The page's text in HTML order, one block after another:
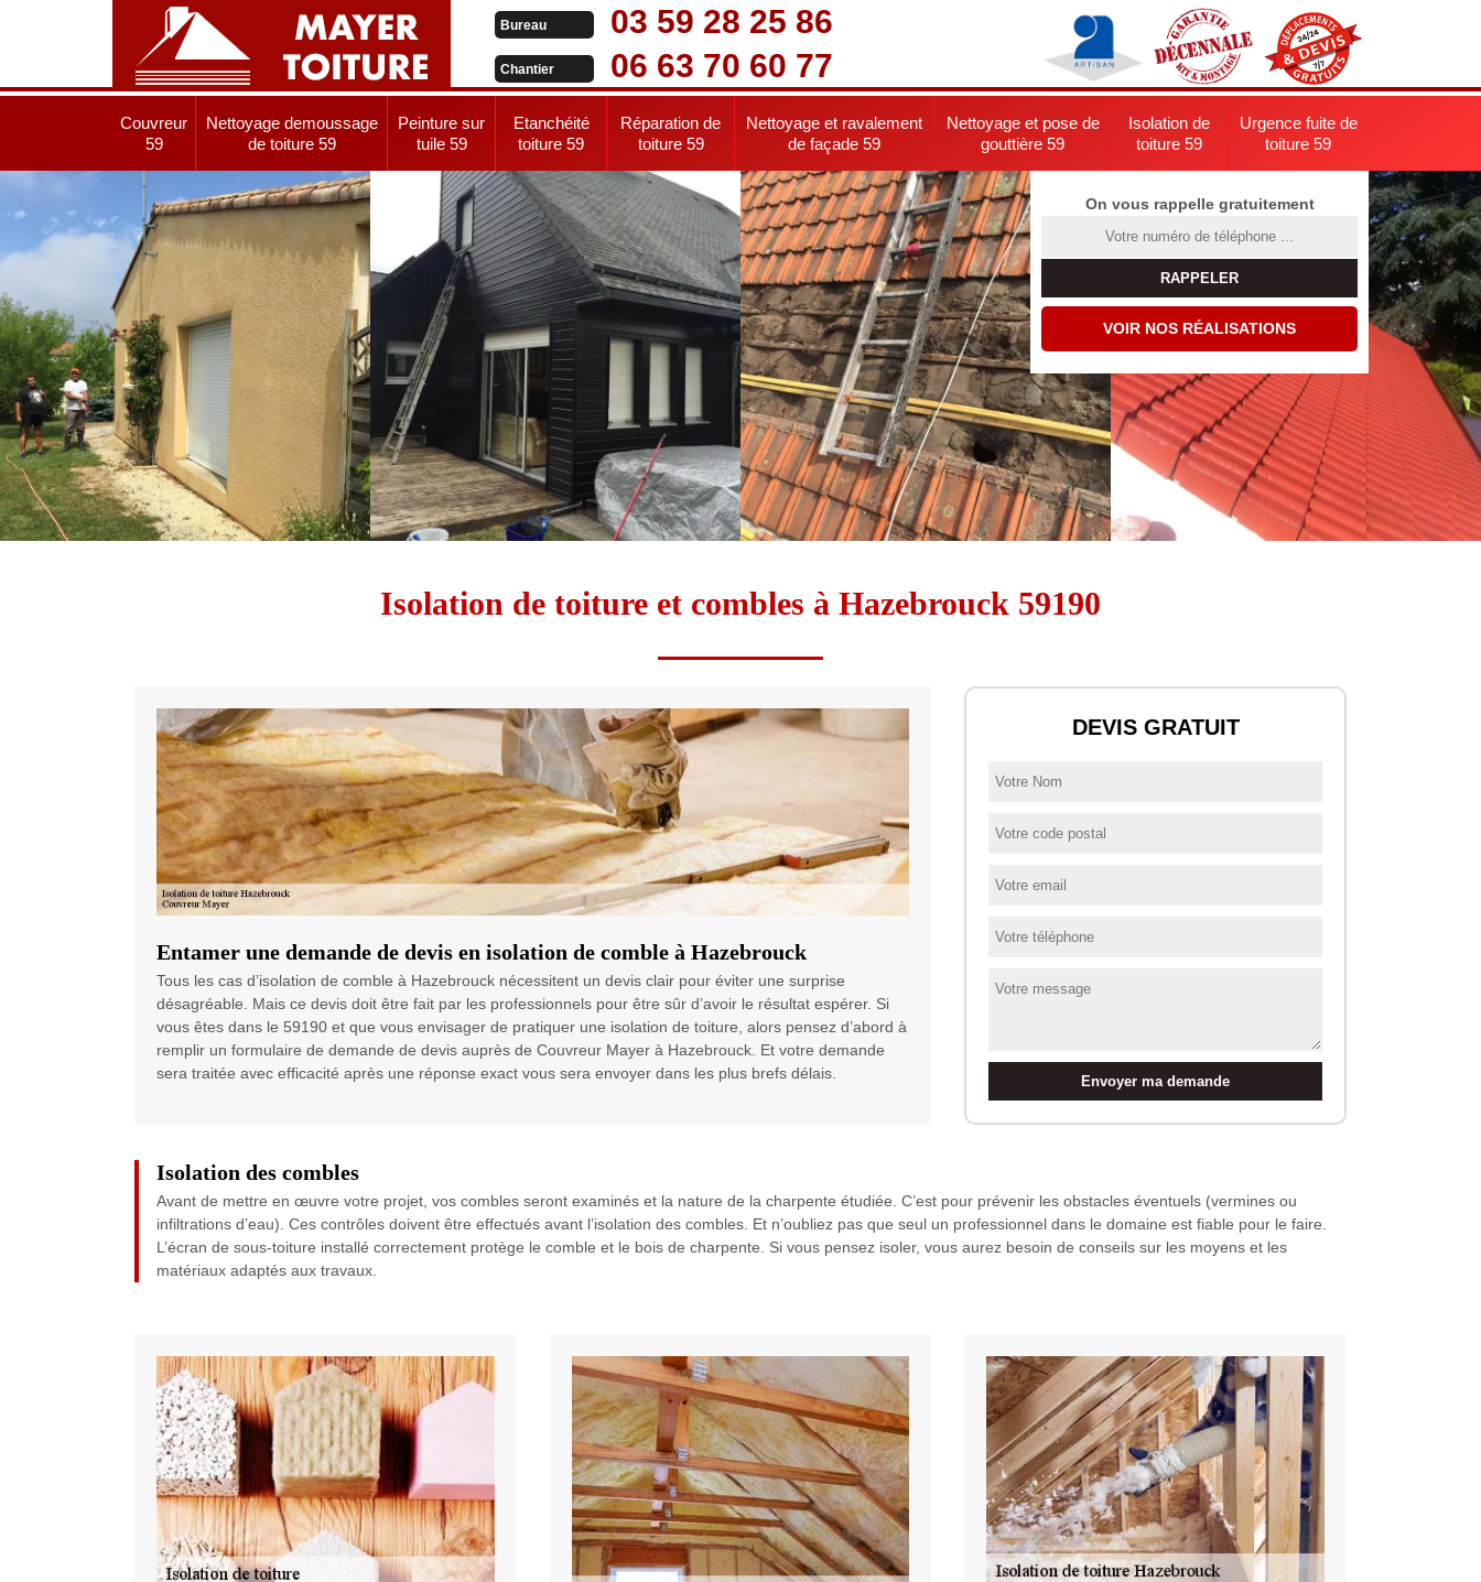
Bureau 03 59 28 25 86
Chantier 06 63 70 60 77
Couvreur
59
Nettoyage demoussage
de toiture 59
Peinture sur
tuile 59
Etanchéité
toiture 59
Réparation de
toiture 59
Nettoyage et ravalement
de façade 59
Nettoyage et pose de
gouttière 59
Isolation de
toiture 59
Urgence fuite de
toiture 59
On vous rappelle gratuitement
VOIR NOS RÉALISATIONS
Isolation de toiture et combles à Hazebrouck 59190
Entamer une demande de devis en isolation de comble à Hazebrouck
Tous les cas d’isolation de comble à Hazebrouck nécessitent un devis clair pour éviter une surprise
désagréable. Mais ce devis doit être fait par les professionnels pour être sûr d’avoir le résultat espérer. Si
vous êtes dans le 59190 et que vous envisager de pratiquer une isolation de toiture, alors pensez d’abord à
remplir un formulaire de demande de devis auprès de Couvreur Mayer à Hazebrouck. Et votre demande
sera traitée avec efficacité après une réponse exact vous sera envoyer dans les plus brefs délais.
DEVIS GRATUIT
Isolation des combles
Avant de mettre en œuvre votre projet, vos combles seront examinés et la nature de la charpente étudiée. C’est pour prévenir les obstacles éventuels (vermines ou
infiltrations d’eau). Ces contrôles doivent être effectués avant l’isolation des combles. Et n’oubliez pas que seul un professionnel dans le domaine est fiable pour le faire.
L’écran de sous-toiture installé correctement protège le comble et le bois de charpente. Si vous pensez isoler, vous aurez besoin de conseils sur les moyens et les
matériaux adaptés aux travaux.